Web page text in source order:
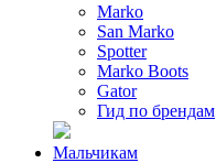
Marko
San Marko
Spotter
Marko Boots
Gator
Гид по брендам
Мальчикам